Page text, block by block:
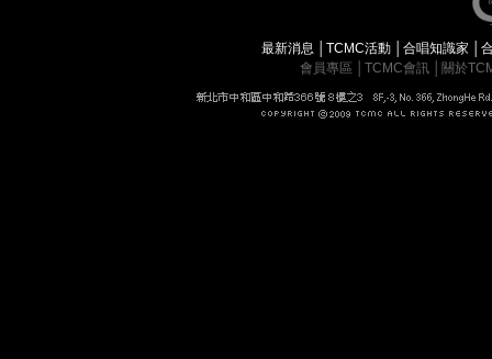
最新消息 │TCMC活動 │合唱知識家 │
會員專區
TCMC會訊 關於